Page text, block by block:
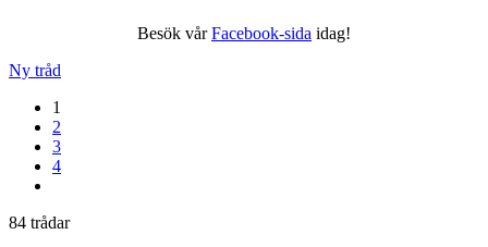
Besök vårFacebook-sida idag!
Ny tråd
1
2
3
4
84 trådar